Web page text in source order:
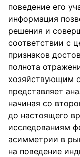
поведение его
информация
решения и
соответствии с
признаков
полнота
хозяйствующим
представляет
начиная со
до настоящего
исследованиям
асимметрии в
на поведение